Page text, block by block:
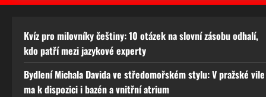
Kvíz pro milovníky češtiny: 10 otázek na slovní zásobu odhalí,
kdo patří mezi jazykové experty
Bydlení Michala Davida ve středomořském stylu: V pražské vile
ma k dispozici i bazén a vnitřní atrium